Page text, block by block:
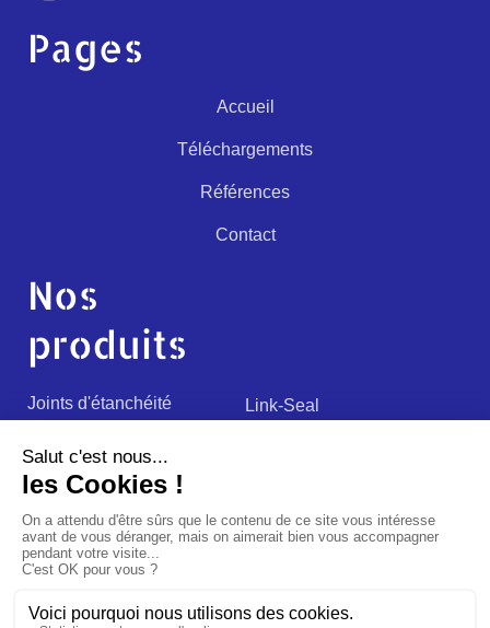
Pages
Accueil
Téléchargements
Références
Contact
Nos
produits
Joints d'étanchéité
Fourreaux
Passages d’eaux noires
Accessoires
Link-Seal